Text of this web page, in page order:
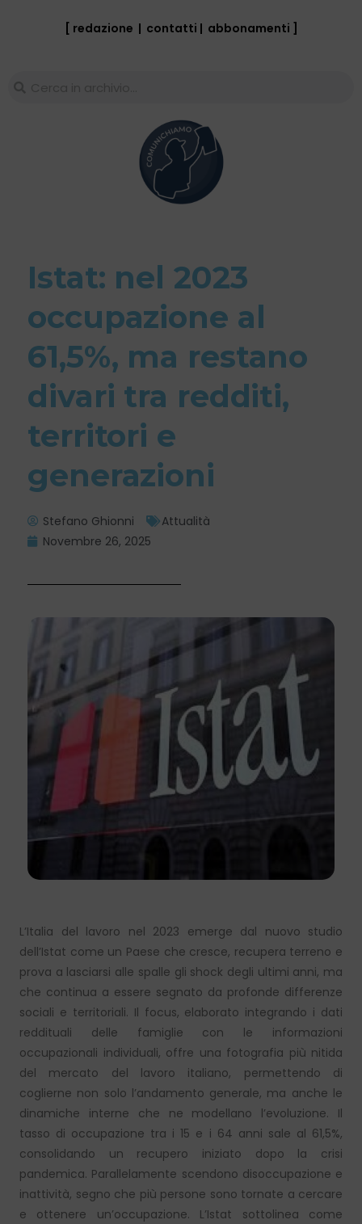
[ redazione | contatti | abbonamenti ]
Istat: nel 2023
occupazione al
61,5%, ma restano
divari tra redditi,
territori e
generazioni
Stefano Ghionni
Attualità
Novembre 26, 2025
L’Italia del lavoro nel 2023 emerge dal nuovo studio
dell’Istat come un Paese che cresce, recupera terreno e
prova a lasciarsi alle spalle gli shock degli ultimi anni, ma
che continua a essere segnato da profonde differenze
sociali e territoriali. Il focus, elaborato integrando i dati
reddituali delle famiglie con le informazioni
occupazionali individuali, offre una fotografia più nitida
del mercato del lavoro italiano, permettendo di
coglierne non solo l’andamento generale, ma anche le
dinamiche interne che ne modellano l’evoluzione. Il
tasso di occupazione tra i 15 e i 64 anni sale al 61,5%,
consolidando un recupero iniziato dopo la crisi
pandemica. Parallelamente scendono disoccupazione e
inattività, segno che più persone sono tornate a cercare
e ottenere un’occupazione. L’Istat sottolinea come